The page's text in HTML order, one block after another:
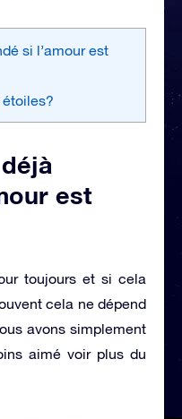
si l’amour est
étoiles?
est
toujours et si cela
cela ne dépend
avons simplement
aimé voir plus du